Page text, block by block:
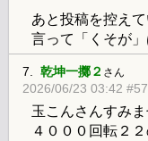
あと投稿を控え
言って「くそが」
7. 乾坤一擲２ さん
2026/06/23 03:42
玉こんさんすみ
４０００回転２